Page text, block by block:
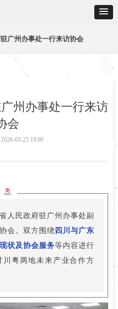
州办事处一行来访
会
人民政府驻广州办事处副
会。双方围绕 四川与广东
状及协会服务等内容进行
川粤两地未来产业合作方
2026-03-25 19:00
广州办事处一行来访协会